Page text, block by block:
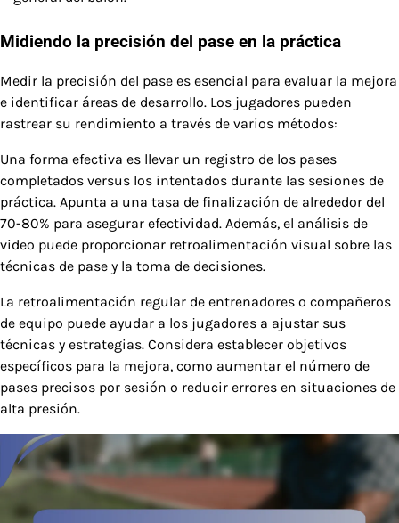
Midiendo la precisión del pase en la práctica
Medir la precisión del pase es esencial para evaluar la mejora
e identificar áreas de desarrollo. Los jugadores pueden
rastrear su rendimiento a través de varios métodos:
Una forma efectiva es llevar un registro de los pases
completados versus los intentados durante las sesiones de
práctica. Apunta a una tasa de finalización de alrededor del
70-80% para asegurar efectividad. Además, el análisis de
video puede proporcionar retroalimentación visual sobre las
técnicas de pase y la toma de decisiones.
La retroalimentación regular de entrenadores o compañeros
de equipo puede ayudar a los jugadores a ajustar sus
técnicas y estrategias. Considera establecer objetivos
específicos para la mejora, como aumentar el número de
pases precisos por sesión o reducir errores en situaciones de
alta presión.